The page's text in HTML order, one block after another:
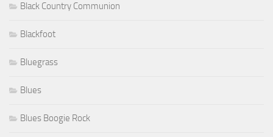
Black Country Communion
Blackfoot
Bluegrass
Blues
Blues Boogie Rock